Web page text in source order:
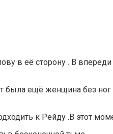
в её сторону . В
была ещё женщина без
к Рейду .В этот